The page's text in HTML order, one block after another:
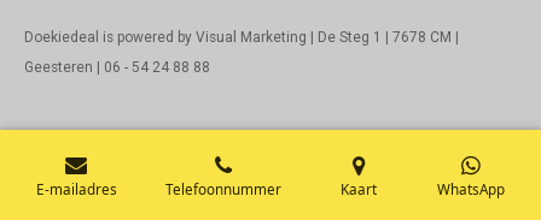
Doekiedeal is powered by Visual Marketing | De Steg 1 | 7678 CM |
Geesteren | 06 - 54 24 88 88
E-mailadres Telefoonnummer Kaart WhatsApp